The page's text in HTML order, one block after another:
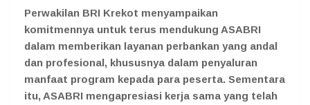
Perwakilan BRI Krekot menyampaikan
komitmennya untuk terus mendukung ASABRI
dalam memberikan layanan perbankan yang andal
dan profesional, khususnya dalam penyaluran
manfaat program kepada para peserta. Sementara
itu, ASABRI mengapresiasi kerja sama yang telah